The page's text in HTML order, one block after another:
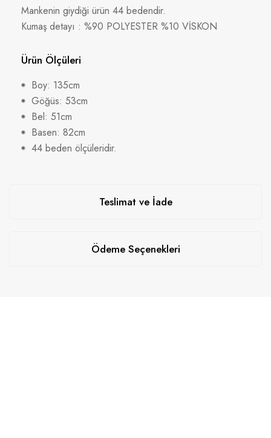
Mankenin giydiği ürün 44 bedendir.
Kumaş detayı : %90 POLYESTER %10 VİSKON
Ürün Ölçüleri
Boy: 135cm
Göğüs: 53cm
Bel: 51cm
Basen: 82cm
44 beden ölçüleridir.
Teslimat ve İade
Ödeme Seçenekleri